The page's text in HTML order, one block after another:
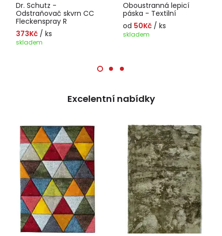
Dr. Schutz -
Odstraňovač skvrn CC
Fleckenspray R
373Kč / ks
skladem
Oboustranná lepicí
páska - Textilní
od 50Kč / ks
skladem
Excelentní nabídky